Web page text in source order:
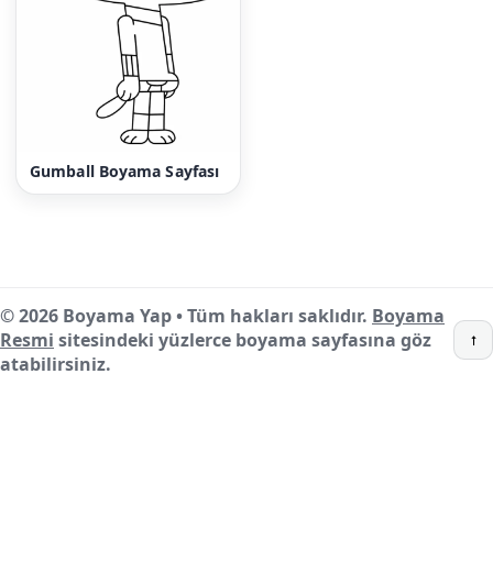
Gumball Boyama Sayfası
© 2026 Boyama Yap • Tüm hakları saklıdır. Boyama
Resmi sitesindeki yüzlerce boyama sayfasına göz
atabilirsiniz.
↑